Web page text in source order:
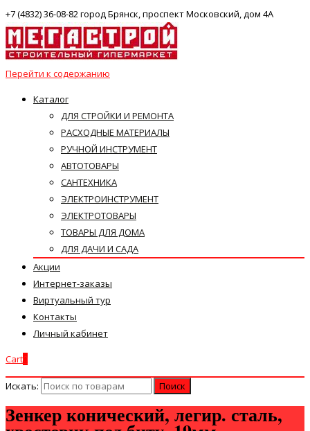
+7 (4832) 36-08-82 город Брянск, проспект Московский, дом 4А
Перейти к содержанию
Каталог
ДЛЯ СТРОЙКИ И РЕМОНТА
РАСХОДНЫЕ МАТЕРИАЛЫ
РУЧНОЙ ИНСТРУМЕНТ
АВТОТОВАРЫ
САНТЕХНИКА
ЭЛЕКТРОИНСТРУМЕНТ
ЭЛЕКТРОТОВАРЫ
ТОВАРЫ ДЛЯ ДОМА
ДЛЯ ДАЧИ И САДА
Акции
Интернет-заказы
Виртуальный тур
Контакты
Личный кабинет
Cart
Искать:
Зенкер конический, легир. сталь,